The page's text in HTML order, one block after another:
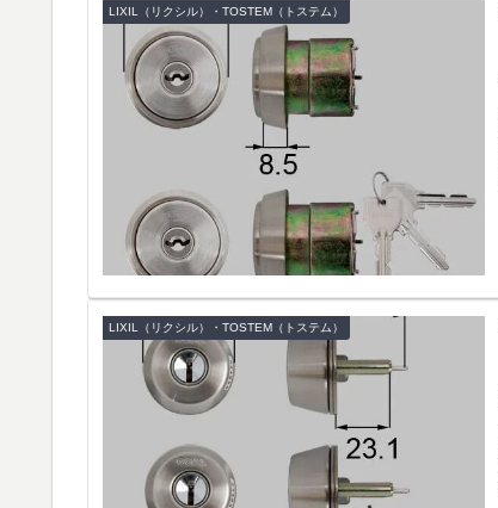
LIXIL（リクシル）・TOSTEM（トステム）
LIXIL（リクシル）・TOSTEM（トステム）